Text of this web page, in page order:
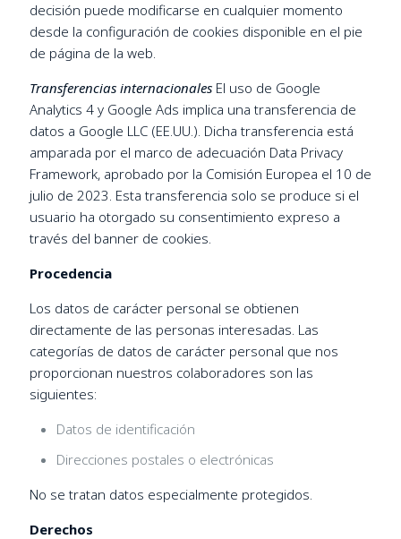
decisión puede modificarse en cualquier momento
desde la configuración de cookies disponible en el pie
de página de la web.
Transferencias internacionales El uso de Google
Analytics 4 y Google Ads implica una transferencia de
datos a Google LLC (EE.UU.). Dicha transferencia está
amparada por el marco de adecuación Data Privacy
Framework, aprobado por la Comisión Europea el 10 de
julio de 2023. Esta transferencia solo se produce si el
usuario ha otorgado su consentimiento expreso a
través del banner de cookies.
Procedencia
Los datos de carácter personal se obtienen
directamente de las personas interesadas. Las
categorías de datos de carácter personal que nos
proporcionan nuestros colaboradores son las
siguientes:
Datos de identificación
Direcciones postales o electrónicas
No se tratan datos especialmente protegidos.
Derechos